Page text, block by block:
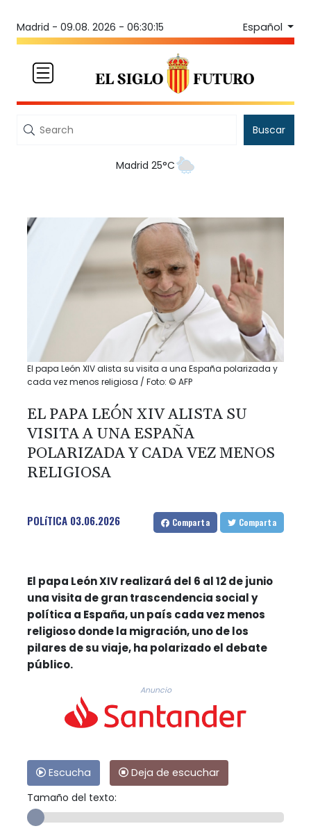
Madrid - 09.08. 2026 - 06:30:15 Español
Buscar
Madrid 25°C
El papa León XIV alista su visita a una España polarizada y
cada vez menos religiosa / Foto: © AFP
EL PAPA LEÓN XIV ALISTA SU
VISITA A UNA ESPAÑA
POLARIZADA Y CADA VEZ MENOS
RELIGIOSA
POLíTICA 03.06.2026 Comparta Comparta
El papa León XIV realizará del 6 al 12 de junio
una visita de gran trascendencia social y
política a España, un país cada vez menos
religioso donde la migración, uno de los
pilares de su viaje, ha polarizado el debate
público.
Anuncio
Escucha
Deja de escuchar
Tamaño del texto: